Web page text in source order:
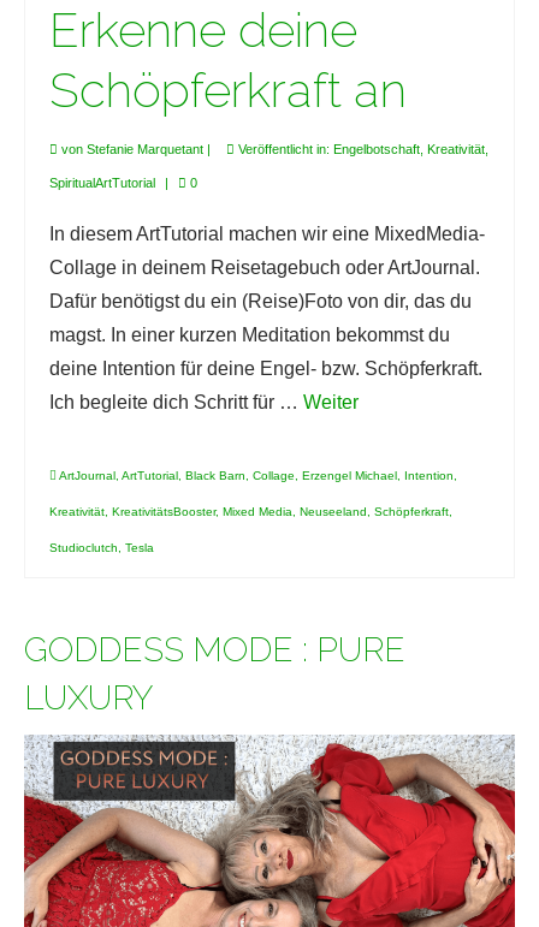
Erkenne deine
Schöpferkraft an
von Stefanie Marquetant Veröffentlicht in: Engelbotschaft, Kreativität,
SpiritualArtTutorial 0
In diesem ArtTutorial machen wir eine MixedMedia-
Collage in deinem Reisetagebuch oder ArtJournal.
Dafür benötigst du ein (Reise)Foto von dir, das du
magst. In einer kurzen Meditation bekommst du
deine Intention für deine Engel- bzw. Schöpferkraft.
Ich begleite dich Schritt für … Weiter
ArtJournal , ArtTutorial , Black Barn, Collage, Erzengel Michael , Intention,
Kreativität, KreativitätsBooster, Mixed Media, Neuseeland , Schöpferkraft,
Studioclutch, Tesla
GODDESS MODE : PURE
LUXURY